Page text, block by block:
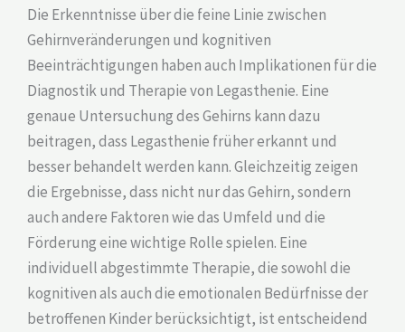
Die Erkenntnisse über die feine Linie zwischen
Gehirnveränderungen und kognitiven
Beeinträchtigungen haben auch Implikationen für die
Diagnostik und Therapie von Legasthenie. Eine
genaue Untersuchung des Gehirns kann dazu
beitragen, dass Legasthenie früher erkannt und
besser behandelt werden kann. Gleichzeitig zeigen
die Ergebnisse, dass nicht nur das Gehirn, sondern
auch andere Faktoren wie das Umfeld und die
Förderung eine wichtige Rolle spielen. Eine
individuell abgestimmte Therapie, die sowohl die
kognitiven als auch die emotionalen Bedürfnisse der
betroffenen Kinder berücksichtigt, ist entscheidend